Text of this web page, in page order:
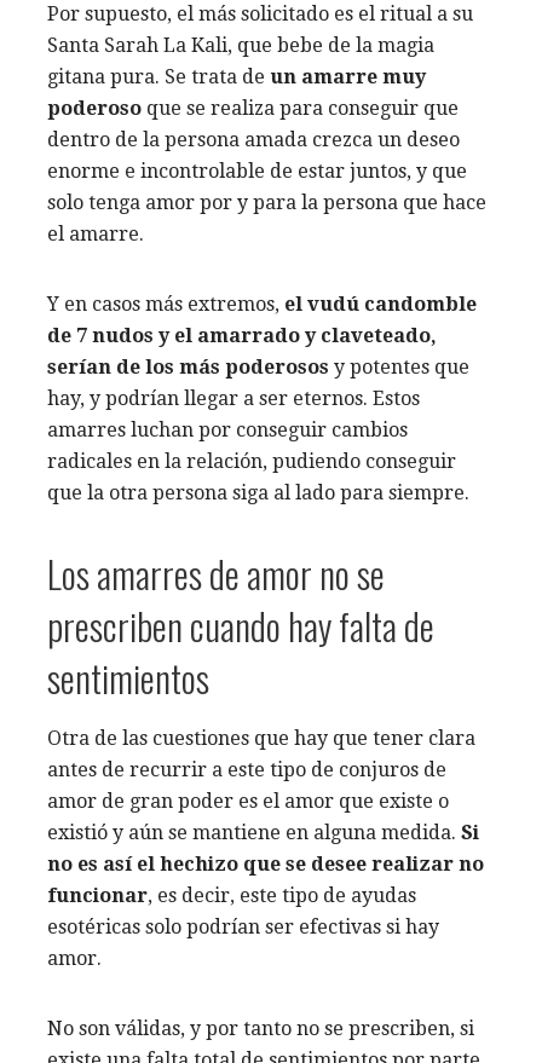
Por supuesto, el más solicitado es el ritual a su
Santa Sarah La Kali, que bebe de la magia
gitana pura. Se trata de un amarre muy
poderoso que se realiza para conseguir que
dentro de la persona amada crezca un deseo
enorme e incontrolable de estar juntos, y que
solo tenga amor por y para la persona que hace
el amarre.
Y en casos más extremos, el vudú candomble
de 7 nudos y el amarrado y claveteado,
serían de los más poderosos y potentes que
hay, y podrían llegar a ser eternos. Estos
amarres luchan por conseguir cambios
radicales en la relación, pudiendo conseguir
que la otra persona siga al lado para siempre.
Los amarres de amor no se
prescriben cuando hay falta de
sentimientos
Otra de las cuestiones que hay que tener clara
antes de recurrir a este tipo de conjuros de
amor de gran poder es el amor que existe o
existió y aún se mantiene en alguna medida. Si
no es así el hechizo que se desee realizar no
funcionar, es decir, este tipo de ayudas
esotéricas solo podrían ser efectivas si hay
amor.
No son válidas, y por tanto no se prescriben, si